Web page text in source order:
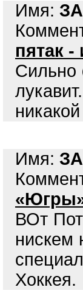
Имя:
пятак
Имя:
ВОт
нискем
Хоккея.